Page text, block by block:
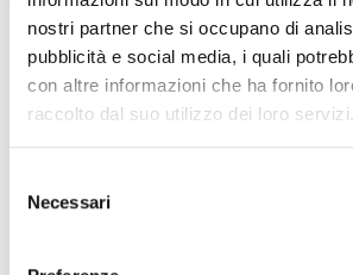
nostri partner che si occupano di
pubblicità e social media, i quali
con altre informazioni che ha fornito
raccolto dal suo utilizzo dei loro servizi.
delNecessari
Giampaolo Bianchi
13 Maggio 1956 - 15 Dicembre 2021